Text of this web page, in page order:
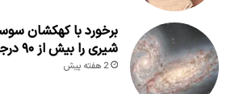
برخورد با کهکشان
شیری را بیش از ۹۰ درجه چرخانده باشد
2 هفته پیش